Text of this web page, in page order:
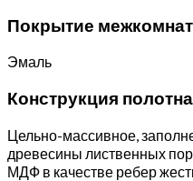
Покрытие
Эмаль
Конструкция
Цельно-массивное,
древесины лиственных
МДФ в качестве ребер